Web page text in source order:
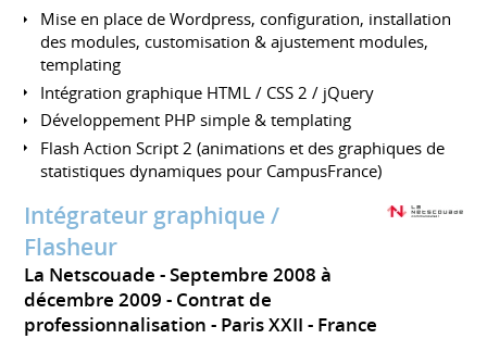
Mise en place de Wordpress, configuration, installation
des modules, customisation & ajustement modules,
templating
Intégration graphique HTML / CSS 2 / jQuery
Développement PHP simple & templating
Flash Action Script 2 (animations et des graphiques de
statistiques dynamiques pour CampusFrance)
Intégrateur graphique /
Flasheur
La Netscouade
Septembre 2008 à
décembre 2009 Contrat de
professionnalisation
Paris XXII France